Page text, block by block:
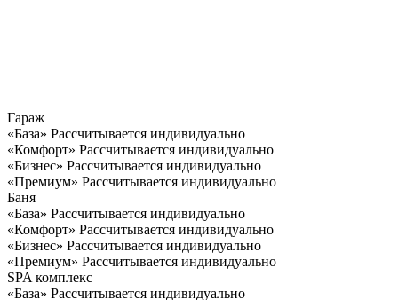
Гараж
«База» Рассчитывается индивидуально
«Комфорт» Рассчитывается индивидуально
«Бизнес» Рассчитывается индивидуально
«Премиум» Рассчитывается индивидуально
Баня
«База» Рассчитывается индивидуально
«Комфорт» Рассчитывается индивидуально
«Бизнес» Рассчитывается индивидуально
«Премиум» Рассчитывается индивидуально
SPA комплекс
«База» Рассчитывается индивидуально